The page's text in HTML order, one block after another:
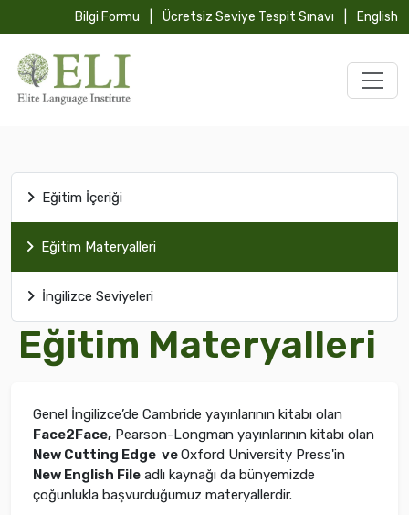
Bilgi Formu Ücretsiz Seviye Tespit Sınavı English
Eğitim İçeriği
Eğitim Materyalleri
İngilizce Seviyeleri
Eğitim Materyalleri
Genel İngilizce’de Cambride yayınlarının kitabı olan
Face2Face, Pearson-Longman yayınlarının kitabı olan
New Cutting Edge veOxford University Press'in
New English File adlı kaynağı da bünyemizde
çoğunlukla başvurduğumuz materyallerdir.